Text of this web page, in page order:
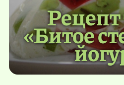
Рецепт
«Битое